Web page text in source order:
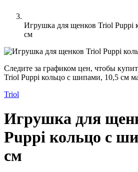
Игрушка для щенков Triol Puppi
см
Следите за графиком цен, чтобы
Triol Puppi кольцо с шипами, 10,5 см
Triol
Игрушка для
Puppi кольцо с
см